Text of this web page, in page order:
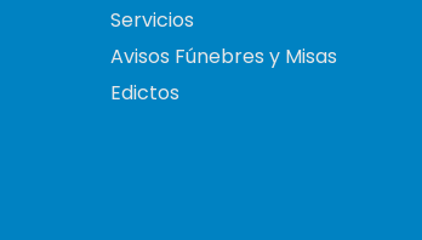
Servicios
Avisos Fúnebres y Misas
Edictos